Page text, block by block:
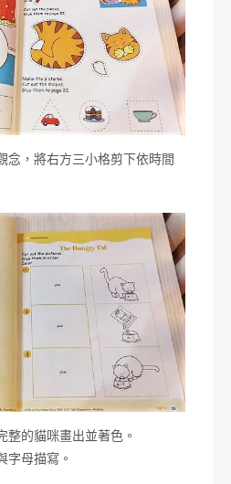
念，將右方三小格剪下依時間
整的貓咪畫出並著色。
字母描寫。